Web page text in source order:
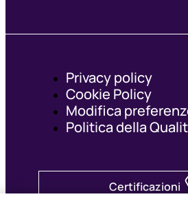
Privacy policy
Cookie Policy
Modifica
Politica della
Certificazioni